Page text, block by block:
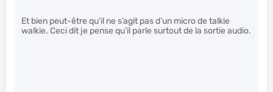
Et bien peut-être qu’il ne s’agit pas d’un micro de talkie
walkie. Ceci dit je pense qu’il parle surtout de la sortie audio.